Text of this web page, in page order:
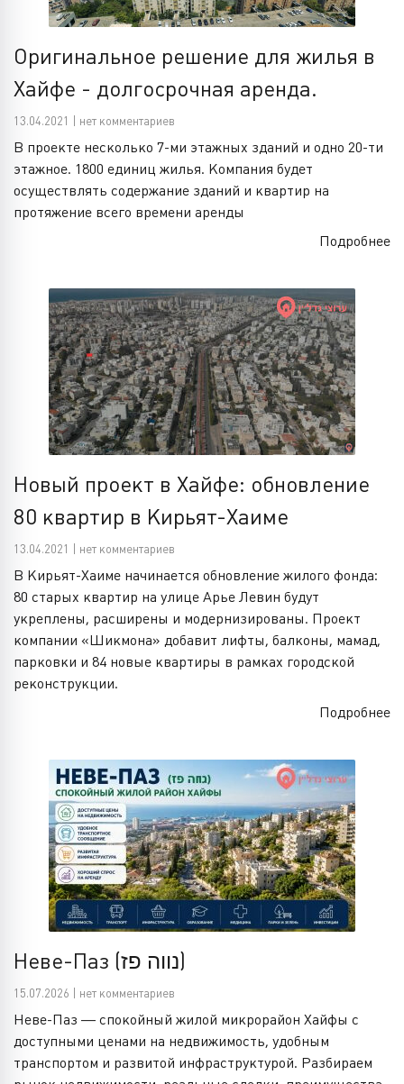
Оригинальное решение для жилья в
Хайфе - долгосрочная аренда.
13.04.2021 | нет комментариев
В проекте несколько 7-ми этажных зданий и одно 20-ти
этажное. 1800 единиц жилья. Компания будет
осуществлять содержание зданий и квартир на
протяжение всего времени аренды
Подробнее
Новый проект в Хайфе: обновление
80 квартир в Кирьят-Хаиме
13.04.2021 | нет комментариев
В Кирьят-Хаиме начинается обновление жилого фонда:
80 старых квартир на улице Арье Левин будут
укреплены, расширены и модернизированы. Проект
компании «Шикмона» добавит лифты, балконы, мамад,
парковки и 84 новые квартиры в рамках городской
реконструкции.
Подробнее
Неве-Паз (נווה פז)
15.07.2026 | нет комментариев
Неве-Паз — спокойный жилой микрорайон Хайфы с
доступными ценами на недвижимость, удобным
транспортом и развитой инфраструктурой. Разбираем